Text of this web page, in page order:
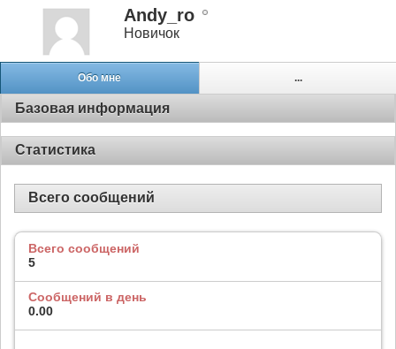
Andy_ro
Новичок
Обо мне ...
Базовая информация
Статистика
Всего сообщений
Всего сообщений
5
Сообщений в день
0.00